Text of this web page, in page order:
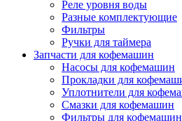
Реле уровня воды
Разные комплектующие
Фильтры
Ручки для таймера
Запчасти для кофемашин
Насосы для кофемашин
Прокладки для
Уплотнители для
Смазки для кофемашин
Фильтры для кофемашин